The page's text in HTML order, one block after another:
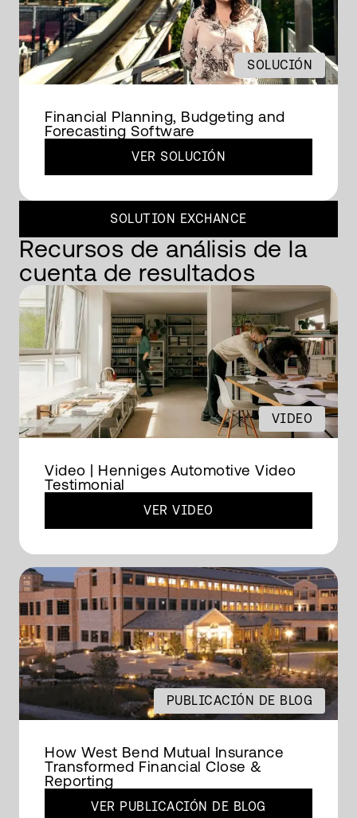
SOLUCIÓN
Financial Planning, Budgeting and
Forecasting Software
VER SOLUCIÓN
SOLUTION EXCHANCE
Recursos de análisis de la
cuenta de resultados
VIDEO
Video | Henniges Automotive Video
Testimonial
VER VIDEO
PUBLICACIÓN DE BLOG
How West Bend Mutual Insurance
Transformed Financial Close &
Reporting
VER PUBLICACIÓN DE BLOG